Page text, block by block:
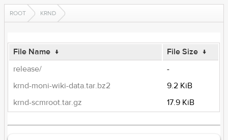
ROOT KRND
File Name ↓ File Size ↓
release/
-
krnd-moni-wiki-data.tar.bz2
9.2 KiB
krnd-scmroot.tar.gz
17.9 KiB